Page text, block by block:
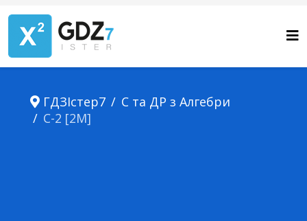
ГДЗІстер7
С та ДР з Алгебри
С-2 [2М]